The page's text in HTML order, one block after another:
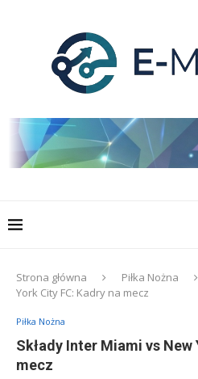
Strona główna Piłka Nożna
York City FC: Kadry na mecz
Piłka Nożna
Składy Inter Miami vs New
mecz